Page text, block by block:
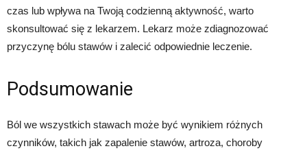
czas lub wpływa na Twoją codzienną aktywność, warto
skonsultować się z lekarzem. Lekarz może zdiagnozować
przyczynę bólu stawów i zalecić odpowiednie leczenie.
Podsumowanie
Ból we wszystkich stawach może być wynikiem różnych
czynników, takich jak zapalenie stawów, artroza, choroby